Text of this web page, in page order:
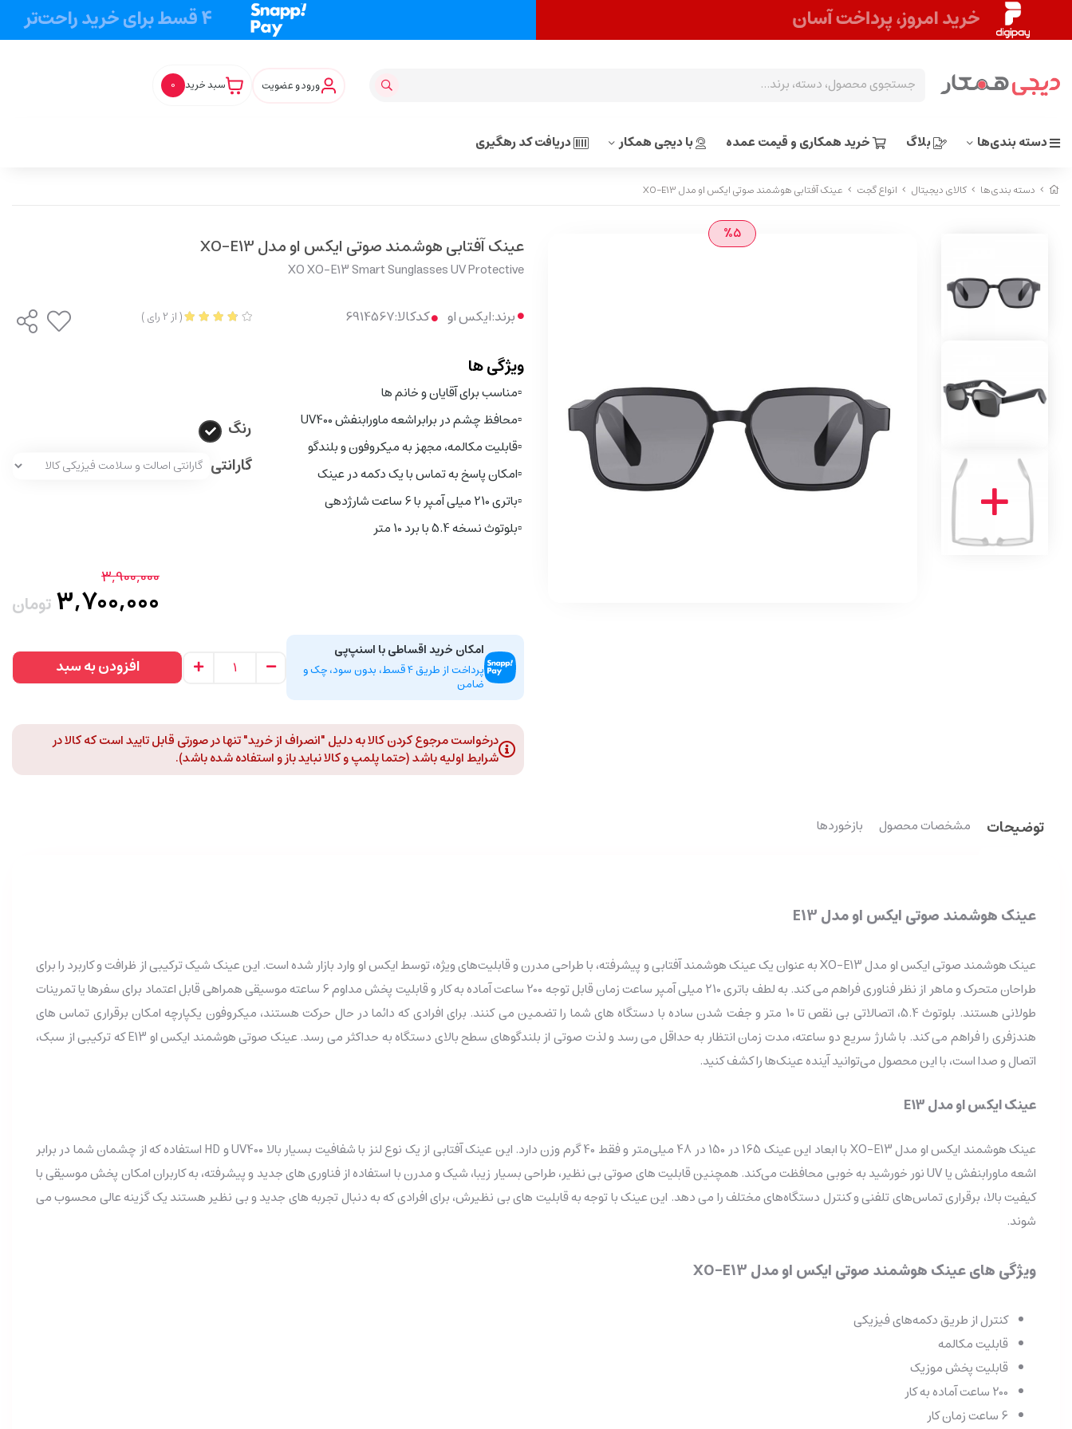
ورود و عضویت سبد خرید 0
دسته بندی‌ها بلاگ خرید همکاری و قیمت عمده با دیجی همکار دریافت کد رهگیری
دسته بندی‌ها کالای دیجیتال انواع گجت عینک آفتابی هوشمند صوتی ایکس او مدل XO-E13
%5 عینک آفتابی هوشمند صوتی ایکس او مدل XO-E13
XO XO-E13 Smart Sunglasses UV Protective
برند:ایکس او کدکالا: (از 2رای)
ویژگی ها
▫️مناسب برای آقایان و خانم ها
▫️محافظ چشم در برابراشعه ماورابنفش UV400
▫️قابلیت مکالمه، مجهز به میکروفون و بلندگو
▫️امکان پاسخ به تماس با یک دکمه در عینک
▫️باتری 210 میلی آمپر با 6 ساعت شارژدهی
▫️بلوتوث نسخه 5.4 با برد 10 متر
رنگ
گارانتی
3,900,000
3,700,000 تومان
امکان خرید اقساطی با اسنپ‌پی
پرداخت از طریق 4 قسط، بدون سود، چک و
ضامن
افزودن به سبد
درخواست مرجوع کردن کالا به دلیل "انصراف از خرید" تنها در صورتی قابل تایید است که کالا در
شرایط اولیه باشد (حتما پلمپ و کالا نباید باز و استفاده شده باشد).
توضیحات مشخصات محصول بازخوردها
عینک هوشمند صوتی ایکس او مدل E13
عینک هوشمند صوتی ایکس او مدل XO-E13 به عنوان یک عینک هوشمند آفتابی و پیشرفته، با طراحی مدرن و قابلیت‌های ویژه، توسط ایکس او وارد بازار شده است.
این عینک شیک ترکیبی از ظرافت و کاربرد را برای
طراحان متحرک و ماهر از نظر فناوری فراهم می کند.
به لطف باتری 210 میلی آمپر ساعت زمان قابل توجه 200 ساعت آماده به کار و قابلیت پخش مداوم 6 ساعته موسیقی همراهی قابل اعتماد برای سفرها یا تمرینات
طولانی هستند. بلوتوث 5.4، اتصالاتی بی نقص تا 10 متر و جفت شدن ساده با دستگاه های شما را تضمین می کنند.
برای افرادی که دائما در حال حرکت هستند، میکروفون یکپارچه امکان برقراری تماس های
هندزفری را فراهم می کند. با شارژ سریع دو ساعته، مدت زمان انتظار به حداقل می رسد و لذت صوتی از بلندگوهای سطح بالای دستگاه به حداکثر می رسد.
عینک صوتی هوشمند ایکس او E13 که ترکیبی از سبک،
اتصال و صدا است، با این محصول می‌توانید آینده عینک‌ها را کشف کنید.
عینکایکس او مدل E13
عینک هوشمند ایکس او مدل XO-E13 با
ابعاد این عینک 165 در 150 در 48 میلی‌متر و فقط 40 گرم وزن دارد. این عینک آفتابی از یک نوع لنز با شفافیت بسیار بالا UV400 و HD استفاده که از چشمان شما در برابر
اشعه ماورابنفش یا UV نور خورشید به خوبی محافظت می‌کند.
همچنین قابلیت های صوتی بی نظیر، طراحی بسیار زیبا، شیک و مدرن با استفاده از فناوری های جدید و پیشرفته، به کاربران امکان پخش موسیقی با
کیفیت بالا، برقراری تماس‌های تلفنی و کنترل دستگاه‌های مختلف را می دهد. این عینک با توجه به قابلیت های بی نظیرش، برای افرادی که به دنبال تجربه های جدید و بی نظیر هستند یک گزینه عالی محسوب می
شوند.
ویژگی های عینک هوشمند صوتی ایکس او مدل XO-E13
کنترل از طریق دکمه‌های فیزیکی
قابلیت مکالمه
قابلیت پخش موزیک
200 ساعت آماده به کار
6 ساعت زمان کار